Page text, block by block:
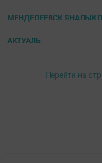
МЕНДЕЛЕЕВСК
АКТУАЛЬ
Перейти на